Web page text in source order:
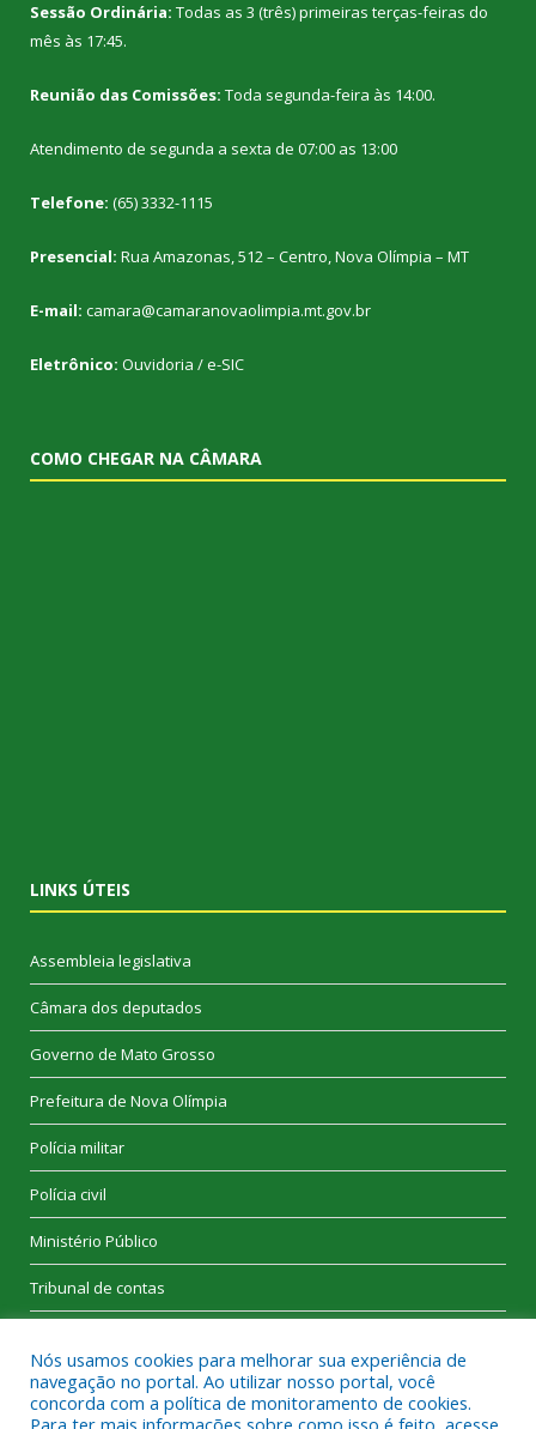
Sessão Ordinária: Todas as 3 (três) primeiras terças-feiras do
mês às 17:45.
Reunião das Comissões: Toda segunda-feira às 14:00.
Atendimento de segunda a sexta de 07:00 as 13:00
Telefone: (65) 3332-1115
Presencial: Rua Amazonas, 512 – Centro, Nova Olímpia – MT
E-mail: camara@camaranovaolimpia.mt.gov.br
Eletrônico: Ouvidoria /e-SIC
COMO CHEGAR NA CÂMARA
LINKS ÚTEIS
Assembleia legislativa
Câmara dos deputados
Governo de Mato Grosso
Prefeitura de Nova Olímpia
Polícia militar
Polícia civil
Ministério Público
Tribunal de contas
Nós usamos cookies para melhorar sua experiência de
navegação no portal. Ao utilizar nosso portal, você
concorda com a política de monitoramento de cookies.
Para ter mais informações sobre como isso é feito, acesse